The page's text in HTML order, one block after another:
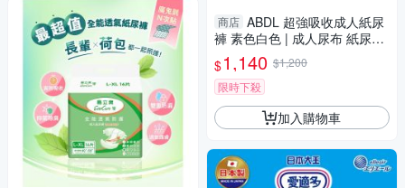
商店 ABDL 超強吸收成人紙尿
褲 素色白色 | 成人尿布 紙尿布
LittleForBig ABDry
$1,140 $1,200
限時下殺
加入購物車